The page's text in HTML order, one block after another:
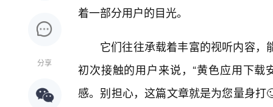
分享
着一部分用户的目光。
它们往往承载着丰富的视听内容
初次接触的用户来说，“黄色应用下
感。别担心，这篇文章就是为您量身